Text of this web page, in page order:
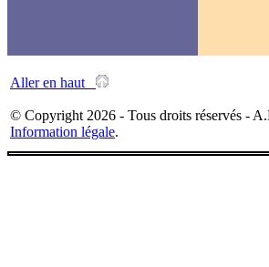
Aller en haut
© Copyright 2026 - Tous droits réservés -
Information légale.